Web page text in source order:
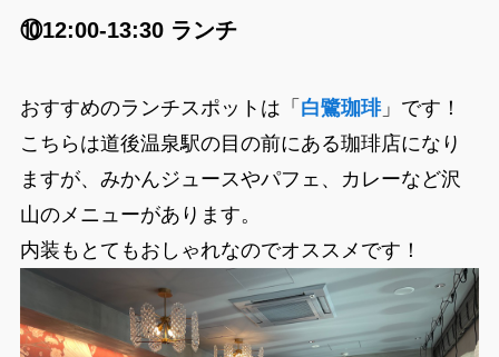
⑩12:00-13:30 ランチ
おすすめのランチスポットは「 白鷺珈琲」です！
こちらは道後温泉駅の目の前にある珈琲店になり
ますが、みかんジュースやパフェ、カレーなど沢
山のメニューがあります。
内装もとてもおしゃれなのでオススメです！